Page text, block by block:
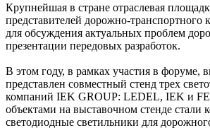
Крупнейшая в стране отраслевая
представителей дорожно-транспортного
для обсуждения актуальных проблем
презентации передовых разработок.
В этом году, в рамках участия в форуме,
представлен совместный стенд трех
компаний IEK GROUP: LEDEL, IEK и
объектами на выставочном стенде стали
светодиодные светильники для